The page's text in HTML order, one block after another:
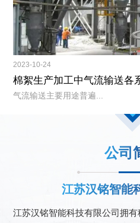
2023-10-24
棉絮生产加工中气流输送各
气流输送主要用途普遍...
公司
江苏汉铭智能
江苏汉铭智能科技有限公司拥